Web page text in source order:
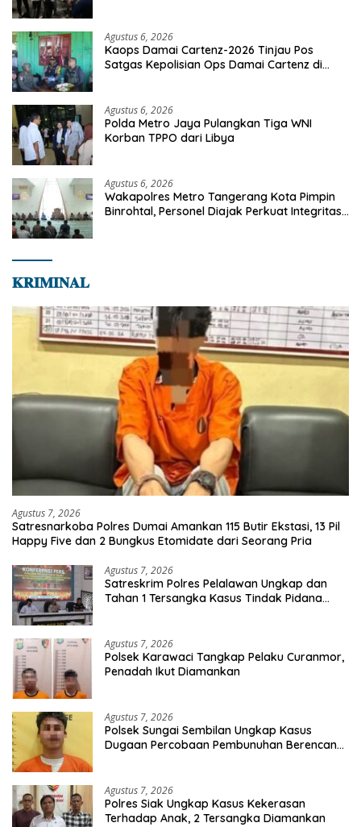
Agustus 6, 2026
Kaops Damai Cartenz-2026 Tinjau Pos
Satgas Kepolisian Ops Damai Cartenz di
Agustus 6, 2026
Polda Metro Jaya Pulangkan Tiga WNI
Korban TPPO dari Libya
Agustus 6, 2026
Wakapolres Metro Tangerang Kota Pimpin
Binrohtal, Personel Diajak Perkuat Integritas
𝐊𝐑𝐈𝐌𝐈𝐍𝐀𝐋
Agustus 7, 2026
Satresnarkoba Polres Dumai Amankan 115 Butir Ekstasi, 13 Pil
Happy Five dan 2 Bungkus Etomidate dari Seorang Pria
Agustus 7, 2026
Satreskrim Polres Pelalawan Ungkap dan
Tahan 1 Tersangka Kasus Tindak Pidana
Agustus 7, 2026
Polsek Karawaci Tangkap Pelaku Curanmor,
Penadah Ikut Diamankan
Agustus 7, 2026
Polsek Sungai Sembilan Ungkap Kasus
Dugaan Percobaan Pembunuhan Berencana,
Agustus 7, 2026
Polres Siak Ungkap Kasus Kekerasan
Terhadap Anak, 2 Tersangka Diamankan